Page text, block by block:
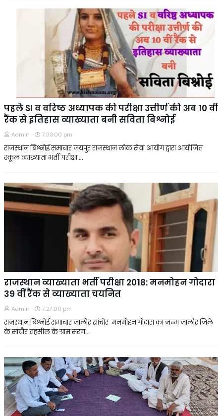
पहले SI व वरिष्ठ अध्यापक की परीक्षा उत्तीर्ण की अब 10 वीं
रैंक से इतिहास व्याख्याता बनी सविता बिश्नोई
Admin 7:33:00 pm
राजस्थान बिश्नोई समाचार जयपुर राजस्थान लोक सेवा आयोग द्वारा आयोजित
स्कूल व्याख्याता भर्ती परीक्षा …
राजस्थान व्याख्याता भर्ती परीक्षा 2018: मनमोहन गोदारा
39 वीं रैंक से व्याख्याता चयनित
Admin 7:27:00 pm
राजस्थान बिश्नोई समाचार जालोर सांचोर मनमोहन गोदारा का जन्म जालौर जिले
के सांचौर तहसील के ग्राम सरन…